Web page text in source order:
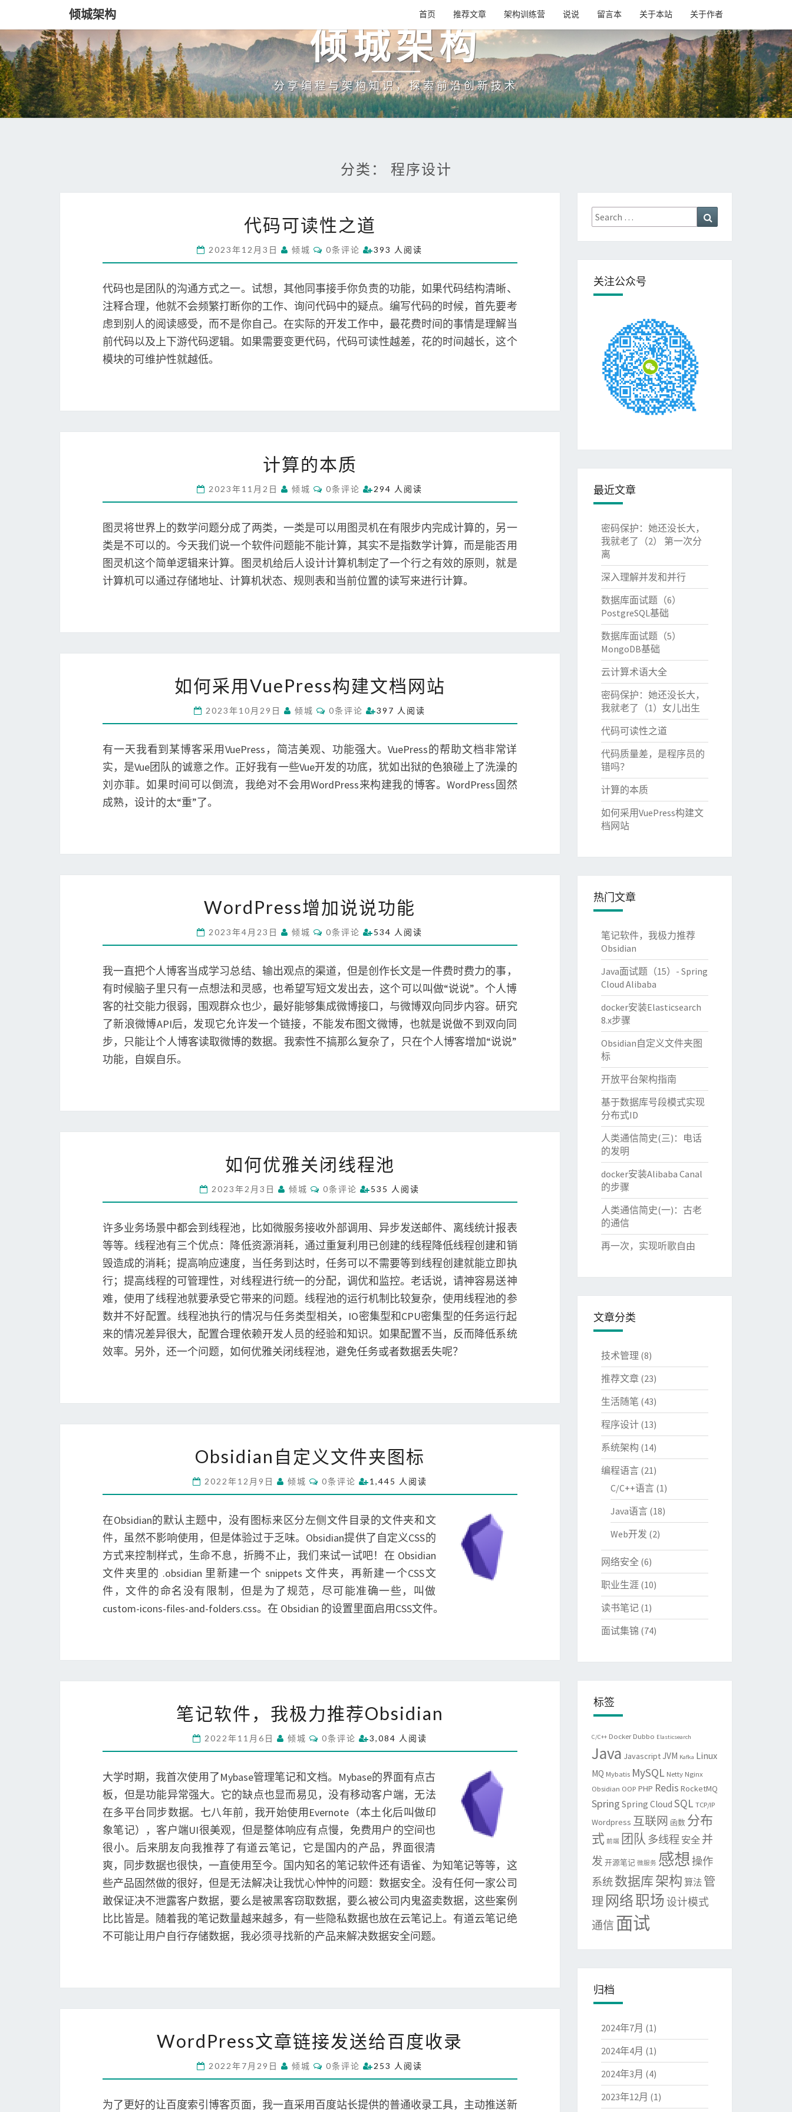
倾城架构 首页 推荐文章 架构训练营 说说 留言本 关于本站 关于作者
倾城架构
分享编程与架构知识，探索前沿创新技术
分类： 程序设计
码
读
之
道
代码可读性之道
2023年12月3日 倾城
C
O
M
E
N
T
S
0条评论 393 人阅读
代码也是团队的沟通方式之一。试想，其他同事接手你负责的功能，如果代码结构清晰、
注释合理，他就不会频繁打断你的工作、询问代码中的疑点。编写代码的时候，首先要考
虑到别人的阅读感受，而不是你自己。在实际的开发工作中，最花费时间的事情是理解当
前代码以及上下游代码逻辑。如果需要变更代码，代码可读性越差，花的时间越长，这个
模块的可维护性就越低。
算
本
计算的本质
2023年11月2日 倾城
C
O
M
E
N
T
S
0条评论 294 人阅读
图灵将世界上的数学问题分成了两类，一类是可以用图灵机在有限步内完成计算的，另一
类是不可以的。今天我们说一个软件问题能不能计算，其实不是指数学计算，而是能否用
图灵机这个简单逻辑来计算。图灵机给后人设计计算机制定了一个行之有效的原则，就是
计算机可以通过存储地址、计算机状态、规则表和当前位置的读写来进行计算。
何
用
u
e
P
r
文
网
如何采用VuePress构建文档网站
2023年10月29日 倾城
C
O
M
T
S
0条评论 397 人阅读
有一天我看到某博客采用VuePress，简洁美观、功能强大。VuePress的帮助文档非常详
实，是Vue团队的诚意之作。正好我有一些Vue开发的功底，犹如出狱的色狼碰上了洗澡的
刘亦菲。如果时间可以倒流，我绝对不会用WordPress来构建我的博客。WordPress固然
成熟，设计的太“重”了。
o
d
r
e
s
s
增
加
WordPress增加说说功能
2023年4月23日 倾城
C
O
M
E
N
T
S
0条评论 534 人阅读
我一直把个人博客当成学习总结、输出观点的渠道，但是创作长文是一件费时费力的事，
有时候脑子里只有一点想法和灵感，也希望写短文发出去，这个可以叫做“说说”。个人博
客的社交能力很弱，围观群众也少，最好能够集成微博接口，与微博双向同步内容。研究
了新浪微博API后，发现它允许发一个链接，不能发布图文微博，也就是说做不到双向同
步，只能让个人博客读取微博的数据。我索性不搞那么复杂了，只在个人博客增加“说说”
功能，自娱自乐。
何
雅
闭
线
程
池
如何优雅关闭线程池
2023年2月3日 倾城
C
O
M
E
N
T
S
0条评论 535 人阅读
许多业务场景中都会到线程池，比如微服务接收外部调用、异步发送邮件、离线统计报表
等等。线程池有三个优点：降低资源消耗，通过重复利用已创建的线程降低线程创建和销
毁造成的消耗；提高响应速度，当任务到达时，任务可以不需要等到线程创建就能立即执
行；提高线程的可管理性，对线程进行统一的分配，调优和监控。老话说，请神容易送神
难，使用了线程池就要承受它带来的问题。线程池的运行机制比较复杂，使用线程池的参
数并不好配置。线程池执行的情况与任务类型相关，IO密集型和CPU密集型的任务运行起
来的情况差异很大，配置合理依赖开发人员的经验和知识。如果配置不当，反而降低系统
效率。另外，还一个问题，如何优雅关闭线程池，避免任务或者数据丢失呢？
b
i
i
a
n
自
定
义
文
标
Obsidian自定义文件夹图标
2022年12月9日 倾城
C
O
M
E
N
S
0条评论 1,445 人阅读
在Obsidian的默认主题中，没有图标来区分左侧文件目录的文件夹和文
件，虽然不影响使用，但是体验过于乏味。Obsidian提供了自定义CSS的
方式来控制样式，生命不息，折腾不止，我们来试一试吧！在 Obsidian
文件夹里的 .obsidian 里新建一个 snippets 文件夹，再新建一个CSS文
件，文件的命名没有限制，但是为了规范，尽可能准确一些，叫做
custom-icons-files-and-folders.css。在 Obsidian 的设置里面启用CSS文件。
记
件
我
极
力
推
荐
O
b
s
i
d
i
a
笔记软件，我极力推荐Obsidian
2022年11月6日 倾城
C
O
M
E
N
S
0条评论 3,084 人阅读
大学时期，我首次使用了Mybase管理笔记和文档。Mybase的界面有点古
板，但是功能异常强大。它的缺点也显而易见，没有移动客户端，无法
在多平台同步数据。七八年前，我开始使用Evernote（本土化后叫做印
象笔记），客户端UI很美观，但是整体响应有点慢，免费用户的空间也
很小。后来朋友向我推荐了有道云笔记，它是国内的产品，界面很清
爽，同步数据也很快，一直使用至今。国内知名的笔记软件还有语雀、为知笔记等等，这
些产品固然做的很好，但是无法解决让我忧心忡忡的问题：数据安全。没有任何一家公司
敢保证决不泄露客户数据，要么是被黑客窃取数据，要么被公司内鬼盗卖数据，这些案例
比比皆是。随着我的笔记数量越来越多，有一些隐私数据也放在云笔记上。有道云笔记绝
不可能让用户自行存储数据，我必须寻找新的产品来解决数据安全问题。
o
d
r
WordPress文章链接发送给百度收录
2022年7月29日 倾城
C
O
M
E
N
0条评论 253 人阅读
为了更好的让百度索引博客页面，我一直采用百度站长提供的普通收录工具，主动推送新
Search
for:
关注公众号
最近文章
密码保护：她还没长大，
我就老了（2） 第一次分
离
深入理解并发和并行
数据库面试题（6）
PostgreSQL基础
数据库面试题（5）
MongoDB基础
云计算术语大全
密码保护：她还没长大，
我就老了（1）女儿出生
代码可读性之道
代码质量差，是程序员的
错吗？
计算的本质
如何采用VuePress构建文
档网站
热门文章
笔记软件，我极力推荐
Obsidian
Java面试题（15）- Spring
Cloud Alibaba
docker安装Elasticsearch
8.x步骤
Obsidian自定义文件夹图
标
开放平台架构指南
基于数据库号段模式实现
分布式ID
人类通信简史(三)：电话
的发明
docker安装Alibaba Canal
的步骤
人类通信简史(一)：古老
的通信
再一次，实现听歌自由
文章分类
技术管理 (8)
推荐文章(23)
生活随笔 (43)
程序设计(13)
系统架构 (14)
编程语言(21)
C/C++语言(1)
Java语言(18)
Web开发 (2)
网络安全(6)
职业生涯(10)
读书笔记(1)
面试集锦 (74)
标签
C/C++ Docker Dubbo Elasticsearch
Java JavascriptJVM Kafka Linux
MQ Mybatis MySQL Netty Nginx
Obsidian OOP PHP Redis RocketMQ
Spring Spring Cloud SQL TCP/IP
Wordpress 互联网 函数 分布
式 前端 团队 多线程 安全 并
发 开源笔记 微服务 感想操作
系统数据库架构 算法 管
理 网络职场设计模式
通信 面试
归档
2024年7月 (1)
2024年4月 (1)
2024年3月 (4)
2023年12月 (1)